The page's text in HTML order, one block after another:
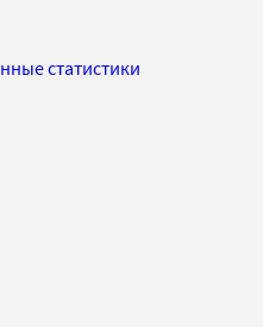
статистики